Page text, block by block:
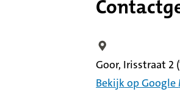
Locatiegegevens
Goor, Irisstraat 2
Bekijkop Google